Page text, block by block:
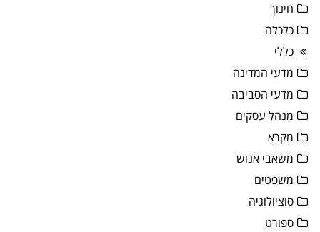
חינוך
כלכלה
כללי
מדעי המדינה
מדעי הסביבה
מנהל עסקים
מקרא
משאבי אנוש
משפטים
סוציולוגיה
ספורט